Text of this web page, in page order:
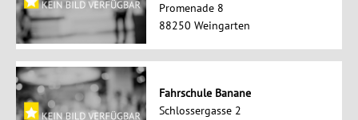
Promenade 8
88250 Weingarten
Fahrschule Banane
Schlossergasse 2